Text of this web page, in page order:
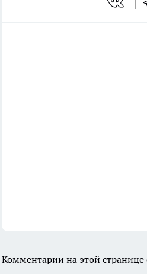
Комментарии на этой